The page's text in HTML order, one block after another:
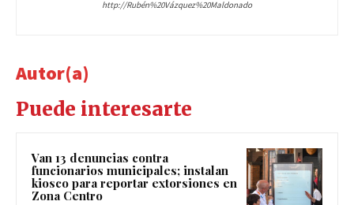
http://Rubén%20Vázquez%20Maldonado
Autor(a)
Puede interesarte
Van 13 denuncias contra
funcionarios municipales; instalan
kiosco para reportar extorsiones en
Zona Centro